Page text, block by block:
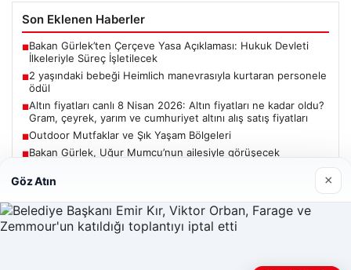
Son Eklenen Haberler
■Bakan Gürlek’ten Çerçeve Yasa Açıklaması: Hukuk Devleti
İlkeleriyle Süreç İşletilecek
■2 yaşındaki bebeği Heimlich manevrasıyla kurtaran personele
ödül
■Altın fiyatları canlı 8 Nisan 2026: Altın fiyatları ne kadar oldu?
Gram, çeyrek, yarım ve cumhuriyet altını alış satış fiyatları
■Outdoor Mutfaklar ve Şık Yaşam Bölgeleri
■Bakan Gürlek, Uğur Mumcu’nun ailesiyle görüşecek
Güncel
Göz Atın ×